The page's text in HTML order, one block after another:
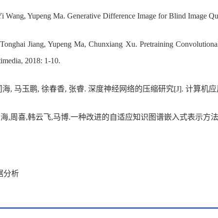
Wang, Yupeng Ma. Generative Difference Image for Blind Image
Jiang, Yupeng Ma, Chunxiang Xu. Pretraining
2018: 1-10.
, 马玉鹏, 徐春香, 张睿. 深度神经网络的压缩研究[J]. 计算机应
,周喜,韩云飞,马博.一种改进的自适应知识图谱嵌入式表示方
分析